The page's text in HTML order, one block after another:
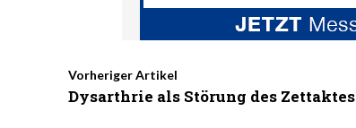
Vorheriger Artikel
Dysarthrie als Störung des Zettaktes